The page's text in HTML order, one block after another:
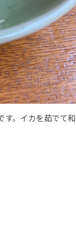
す。イカを茹でて和